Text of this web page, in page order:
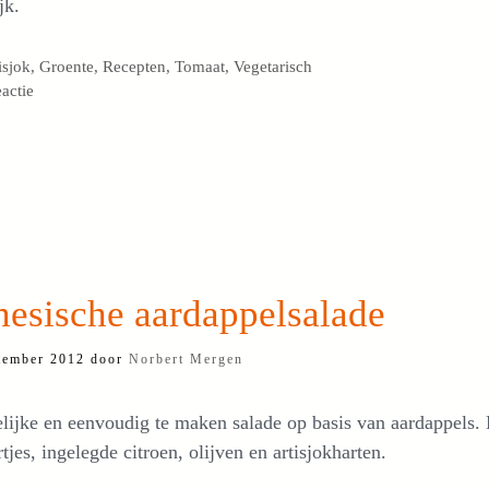
,Groente,Recepten,Tomaat,Vegetarisch
aardappelsalade
2012 door Norbert Mergen
en eenvoudig te maken salade op basis van aardappels.
ingelegde citroen, olijven en artisjokharten.